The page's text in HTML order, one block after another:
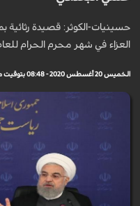
حسينيات-الكوثر: قصيدة رثائية
العزاء في شهر محرم الحرام للعام
الخميس 20 أغسطس 2020 - 08:48 بتوقيت مكة